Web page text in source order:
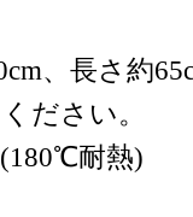
、長さ約
ださい。
耐熱)